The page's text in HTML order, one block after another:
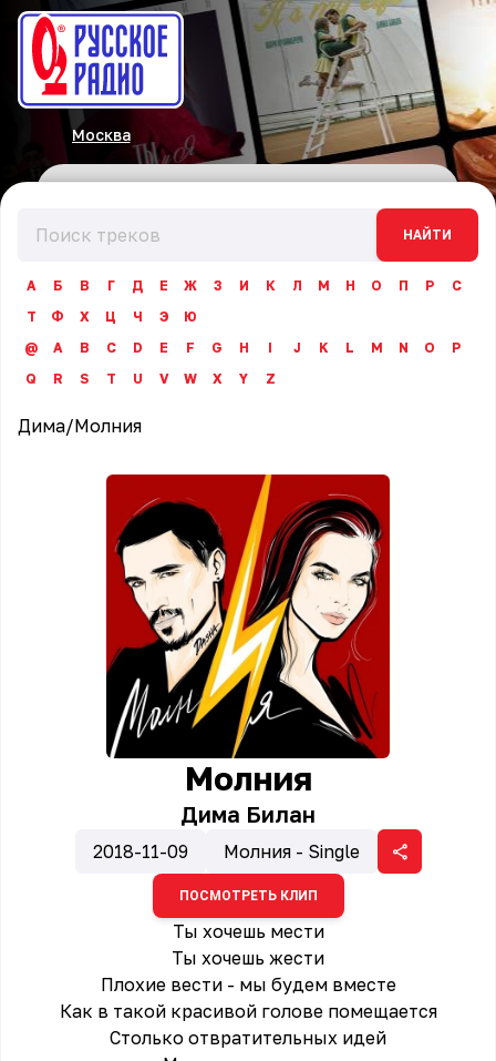
Москва
НАЙТИ
А Б В Г Д Е Ж З И К Л М Н О П Р
С
Т
Ф Х Ц Ч Э
Ю
@
A B C D E F G H I J K L M N O
P
Q
R S T U V W X Y Z
Дима/Молния
Молния
Дима Билан
2018-11-09 Молния - Single
ПОСМОТРЕТЬ КЛИП
Ты хочешь мести
Ты хочешь жести
Плохие вести - мы будем вместе
Как в такой красивой голове помещается
Столько отвратительных идей